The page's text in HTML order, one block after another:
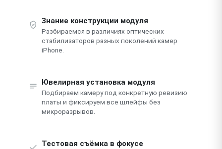
Знание конструкции модуля
Разбираемся в различиях оптических
стабилизаторов разных поколений камер
iPhone.
Ювелирная установка модуля
Подбираем камеру под конкретную ревизию
платы и фиксируем все шлейфы без
микроразрывов.
Тестовая съёмка в фокусе